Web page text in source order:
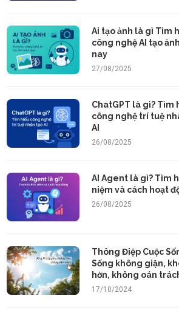
Ai tạo ảnh là gì Tìm
công nghệ AI tạo
nay
27/08/2025
ChatGPT là gì? Tìm
công nghệ trí tuệ
AI
26/08/2025
AI Agent là gì? Tìm
niệm và cách hoạt
26/08/2025
Thông Điệp Cuộc
Sống không giận,
hờn, không oán
17/10/2024